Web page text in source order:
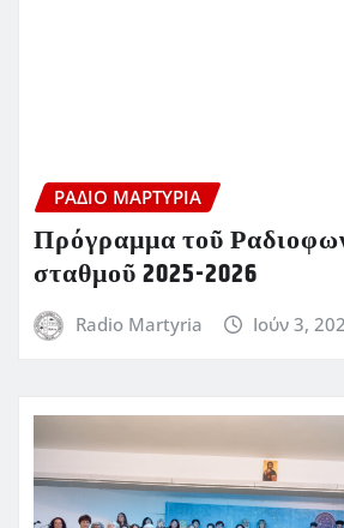
ΡΆΔΙΟ ΜΑΡΤΥΡΊΑ
Πρόγραμμα τοῦ
σταθμοῦ 2025-2026
Radio Martyria Ιούν 3,